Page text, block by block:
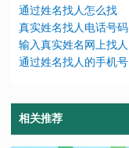
通过姓名找人怎么找
真实姓名找人电话号码
输入真实姓名网上找人
通过姓名找人的手机号
相关推荐